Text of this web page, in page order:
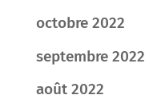
octobre 2022
septembre 2022
août 2022